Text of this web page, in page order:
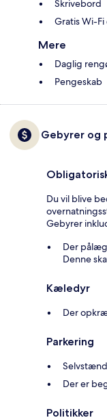
Skrivebord
Gratis Wi-
Mere
Daglig
Pengeskab
Gebyrer og
Du vil blive
Gebyrer
Der
Denne
Kæledyr
Der
Parkering
Der er
Politikker